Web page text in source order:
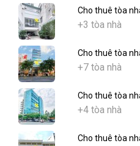
Cho thuê tòa
+3 tòa nhà
Cho thuê tòa
+7 tòa nhà
Cho thuê tòa
+4 tòa nhà
Cho thuê tòa